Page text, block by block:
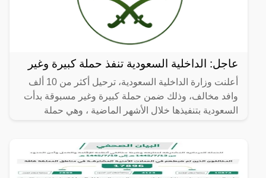
عاجل: الداخلية السعودية تنفذ حملة كبيرة وغير
أعلنت وزارة الداخلية السعودية، ترحيل أكثر من 10 ألف
وافد مخالف، وذلك ضمن حملة كبيرة وغير مسبوقة بدأت
السعودية بتنفيذها خلال الأشهر الماضية ، وهي حملة